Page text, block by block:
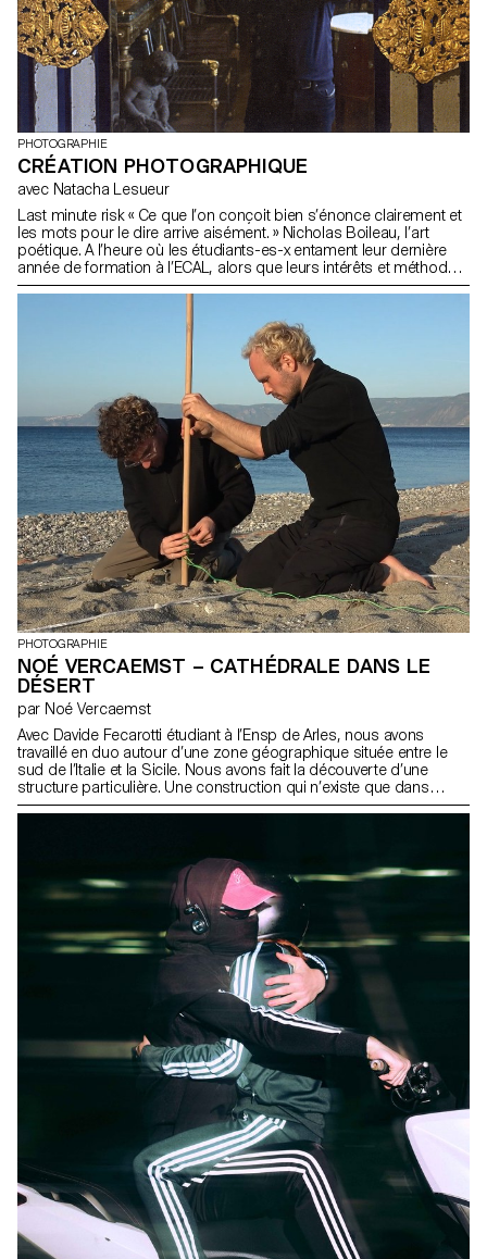
PHOTOGRAPHIE
CRÉATION PHOTOGRAPHIQUE
avec Natacha Lesueur
Last minute risk « Ce que l’on conçoit bien s’énonce clairement et
les mots pour le dire arrive aisément. » Nicholas Boileau, l’art
poétique. A l’heure où les étudiants-es-x entament leur dernière
année de formation à l’ECAL, alors que leurs intérêts et méthodes
se dessinent, il s’agit de profiter de ce dernier projet pour
ne pas s’en satisfaire et de prendre des risques.
PHOTOGRAPHIE
NOÉ VERCAEMST – CATHÉDRALE DANS LE
DÉSERT
par Noé Vercaemst
Avec Davide Fecarotti étudiant à l’Ensp de Arles, nous avons
travaillé en duo autour d’une zone géographique située entre le
sud de l’Italie et la Sicile. Nous avons fait la découverte d’une
structure particulière. Une construction qui n’existe que dans
l’imaginaire collectif des habitant.e.s. Les ingénieur·e·s l’appellent «
Ulysse dans le détroit de Messine, entre Scylla et Carribde mais
sans les Argonautes. Une ruine, un projet architectural, subsistant
tel un mythe, un monstre, une chimère aux bras d’acier... mais en
réalité, un instrument de pouvoir et de séduction, depuis des
années au service des dirigeants italiens.